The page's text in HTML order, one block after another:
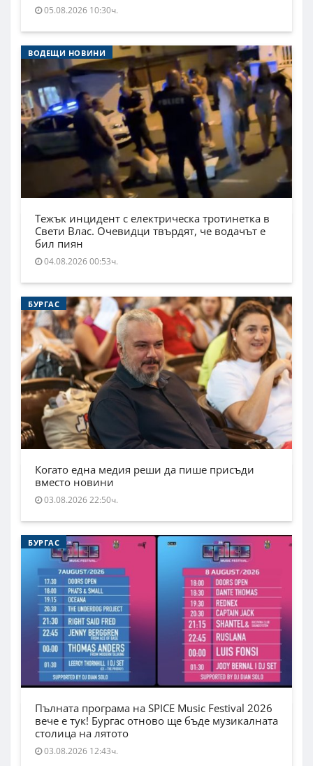
05.08.2026 10:30ч.
ВОДЕЩИ НОВИНИ
Тежък инцидент с електрическа тротинетка в
Свети Влас. Очевидци твърдят, че водачът е
бил пиян
04.08.2026 00:53ч.
БУРГАС
Когато една медия реши да пише присъди
вместо новини
03.08.2026 22:50ч.
БУРГАС
Пълната програма на SPICE Music Festival 2026
вече е тук! Бургас отново ще бъде музикалната
столица на лятото
03.08.2026 12:43ч.